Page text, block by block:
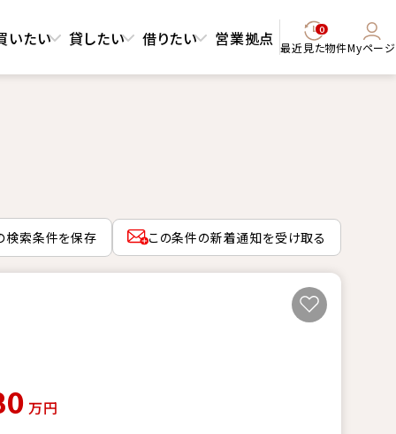
いたい 貸したい 借りたい 営業拠点 0
最近見た物件Myページ
検索条件を保存 この条件の新着通知を受け取る
万円